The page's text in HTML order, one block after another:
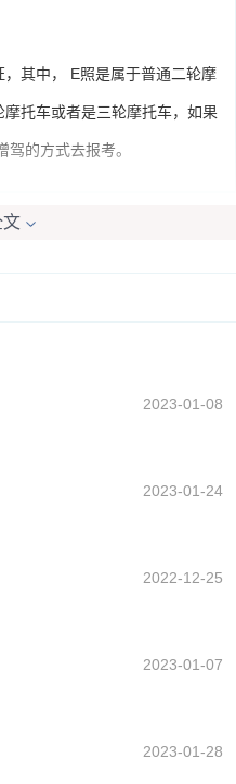
其中， E照是属于普通二轮摩
托车或者是三轮摩托车，如果
的方式去报考。
文
2023-01-08
2023-01-24
2022-12-25
2023-01-07
2023-01-28